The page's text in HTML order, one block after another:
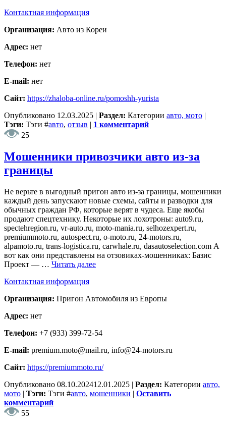
Контактная информация
Организация: Авто из Кореи
Адрес: нет
Телефон: нет
E-mail: нет
Сайт: https://zhaloba-online.ru/pomoshh-yurista
Опубликовано 12.03.2025 | Раздел: Категории авто, мото |
Тэги: Тэги #авто, отзыв | 1 комментарий
25
Мошенники привозчики авто из-за
границы
Не верьте в выгодный пригон авто из-за границы, мошенники
каждый день запускают новые схемы, сайты и разводки для
обычных граждан РФ, которые верят в чудеса. Еще якобы
продают спецтехнику. Некоторые их лохотроны: auto9.ru,
spectehregion.ru, vr-auto.ru, moto-mania.ru, selhozexpert.ru,
premiummoto.ru, autospect.ru, o-moto.ru, 24-motors.ru,
alpamoto.ru, trans-logistica.ru, carwhale.ru, dasautoselection.com А
вот как они представлены на отзовиках-мошенниках: Базис
Проект — … Читать далее
Контактная информация
Организация: Пригон Автомобиля из Европы
Адрес: нет
Телефон: +7 (933) 399-72-54
E-mail: premium.moto@mail.ru, info@24-motors.ru
Сайт: https://premiummoto.ru/
Опубликовано 08.10.202412.01.2025 | Раздел: Категории авто,
мото | Тэги: Тэги #авто, мошенники | Оставить
комментарий
55